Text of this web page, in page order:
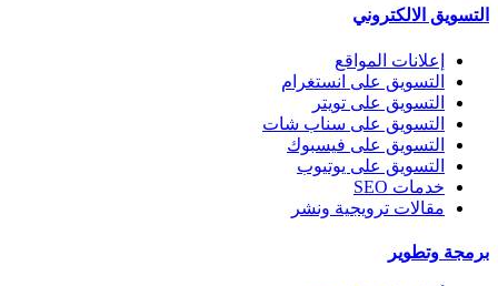
التسويق الالكتروني
إعلانات المواقع
التسويق على انستغرام
التسويق على تويتر
التسويق على سناب شات
التسويق على فيسبوك
التسويق على يوتيوب
خدمات SEO
مقالات ترويجية ونشر
برمجة وتطوير